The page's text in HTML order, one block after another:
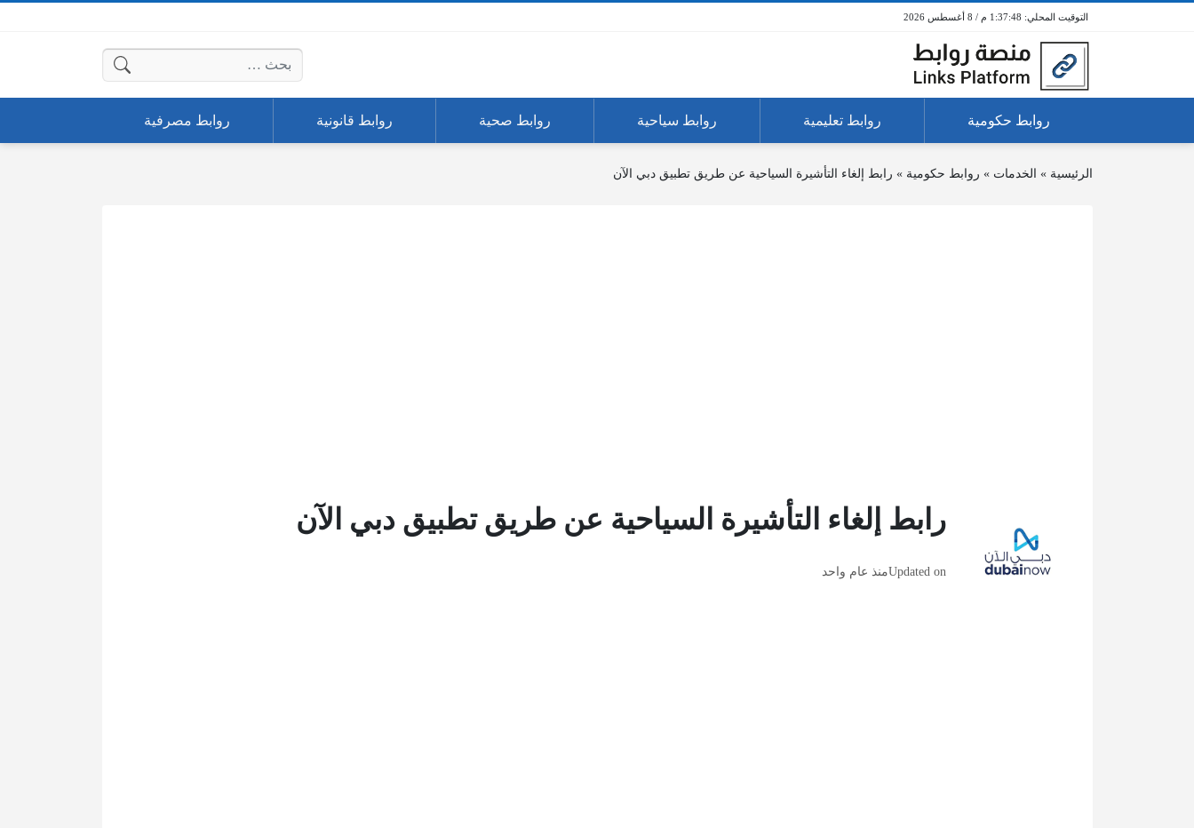
1:37:48 م / 8 أغسطس 2026
البحث عن:
روابط حكومية روابط تعليمية روابط سياحية روابط صحية روابط قانونية روابط مصرفية
الرئيسية » الخدمات » روابط حكومية » رابط إلغاء التأشيرة السياحية عن طريق تطبيق دبي الآن
رابط إلغاء التأشيرة السياحية عن طريق تطبيق دبي الآن
Updated onمنذ عام واحد